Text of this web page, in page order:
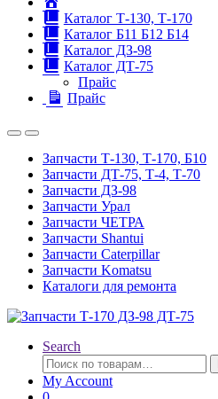
Каталог Т-130, Т-170
Каталог Б11 Б12 Б14
Каталог ДЗ-98
Каталог ДТ-75
Прайс
Прайс
Запчасти Т-130, Т-170, Б10
Запчасти ДТ-75, Т-4, Т-70
Запчасти ДЗ-98
Запчасти Урал
Запчасти ЧЕТРА
Запчасти Shantui
Запчасти Caterpillar
Запчасти Komatsu
Каталоги для ремонта
Search
Искать:
My Account